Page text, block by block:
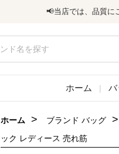
📢当店では、品質に
ホーム | バ
ホーム > ブランド バッグ >
ック レディース 売れ筋